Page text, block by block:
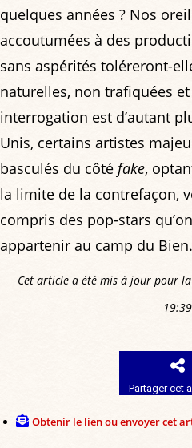
quelques années ? Nos
accoutumées à des
sans aspérités toléreront-
naturelles, non trafiquées
interrogation est d’autant
Unis, certains artistes
basculés du côté fake,
la limite de la contrefaçon,
compris des pop-stars
appartenir au camp du
Cet article a été mis à jour pour
Partager cet
Obtenir le lien ou envoyer cet